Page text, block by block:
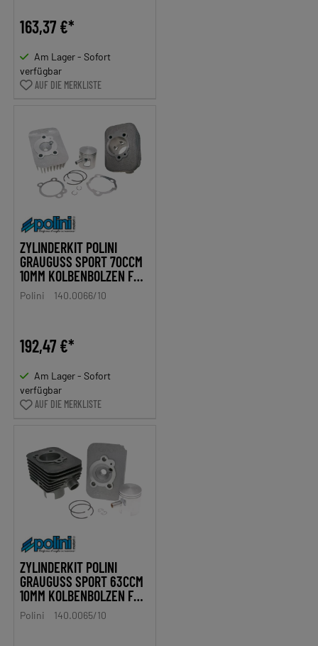
163,37 €*
Am Lager - Sofort
verfügbar
AUF DIE MERKLISTE
ZYLINDERKIT POLINI
GRAUGUSS SPORT 70CCM
10MM KOLBENBOLZEN FÜR
PIAGGIO CIAO
Polini 140.0066/10
192,47 €*
Am Lager - Sofort
verfügbar
AUF DIE MERKLISTE
ZYLINDERKIT POLINI
GRAUGUSS SPORT 63CCM
10MM KOLBENBOLZEN FÜR
PIAGGIO CIAO
Polini 140.0065/10